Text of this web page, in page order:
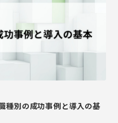
種別の成功事例と導入の基